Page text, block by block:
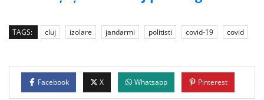
TAGS: cluj izolare jandarmi politisti covid-19 covid
Facebook X Whatsapp Pinterest